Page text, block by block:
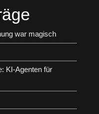
war magisch
KI-Agenten für